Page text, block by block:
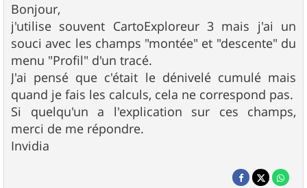
s
s
a
g
e
Bonjour,
j'utilise souvent CartoExploreur 3 mais j'ai un
souci avec les champs "montée" et "descente" du
menu "Profil" d'un tracé.
J'ai pensé que c'était le dénivelé cumulé mais
quand je fais les calculs, cela ne correspond pas.
Si quelqu'un a l'explication sur ces champs,
merci de me répondre.
Invidia